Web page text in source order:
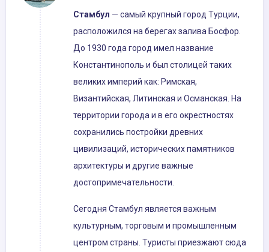
Стамбул — самый крупный город Турции,
расположился на берегах залива Босфор.
До 1930 года город имел название
Константинополь и был столицей таких
великих империй как: Римская,
Византийская, Литинская и Османская. На
территории города и в его окрестностях
сохранились постройки древних
цивилизаций, исторических памятников
архитектуры и другие важные
достопримечательности.
Сегодня Стамбул является важным
культурным, торговым и промышленным
центром страны. Туристы приезжают сюда